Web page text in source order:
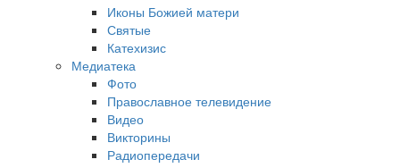
Иконы Божией матери
Святые
Катехизис
Медиатека
Фото
Православное телевидение
Видео
Викторины
Радиопередачи